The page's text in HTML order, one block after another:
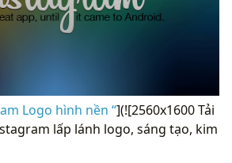
Logo hình nền “](![2560x1600 Tải
lấp lánh logo, sáng tạo, kim